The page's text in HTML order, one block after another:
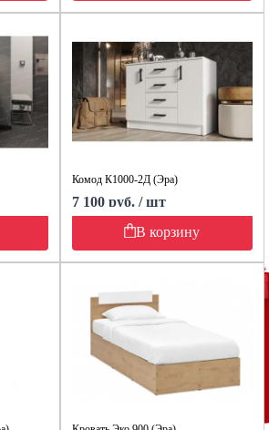
Комод К1000-2Д (Эра)
7 100 руб. / шт
В корзину